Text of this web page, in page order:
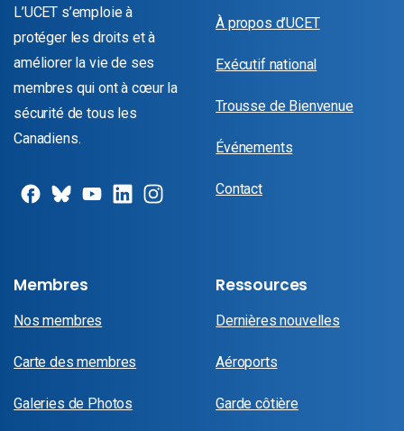
L’UCET s’emploie à
protéger les droits et à
améliorer la vie de ses
membres qui ont à cœur la
sécurité de tous les
Canadiens.
À propos d’UCET
Exécutif national
Trousse de Bienvenue
Événements
Contact
Membres
Nos membres
Carte des membres
Galeries de Photos
Ressources
Dernières nouvelles
Aéroports
Garde côtière